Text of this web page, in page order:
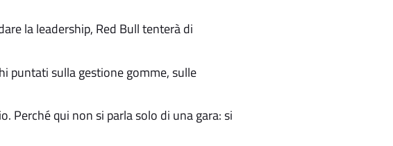
la leadership, Red Bull tenterà di
puntati sulla gestione gomme, sulle
Perché qui non si parla solo di una gara: si